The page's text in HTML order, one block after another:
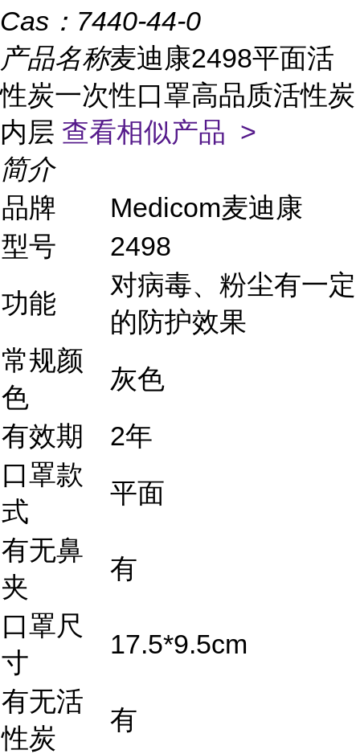
Cas： 7440-44-0
产品名称麦迪康2498平面活
性炭一次性口罩高品质活性炭
内层 查看相似产品 >
简介
品牌
Medicom麦迪康
型号
2498
功能
对病毒、粉尘有一定
的防护效果
常规颜
色
灰色
有效期
2年
口罩款
式
平面
有无鼻
夹
有
口罩尺
寸
17.5*9.5cm
有无活
性炭
有